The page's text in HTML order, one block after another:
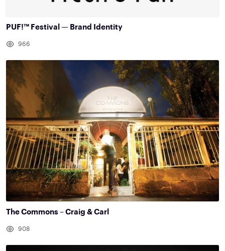
PUF!™ Festival — Brand Identity
966
The Commons – Craig & Carl
908